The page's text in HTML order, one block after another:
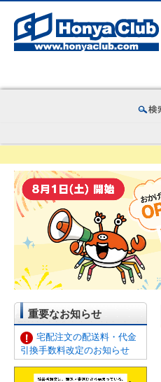
重要なお知らせ
宅配注文の配送料・代金
引換手数料改定のお知らせ